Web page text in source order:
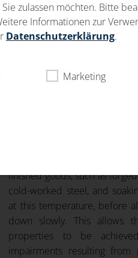
Annealing involves heating
finished goods, such as
cold-worked steel, and
at this temperature, before
down slowly. This allows
properties to be
impairments resulting from
zulassen möchten. Bitte
Informationen zur
Datenschutzerklärung.
Marketing